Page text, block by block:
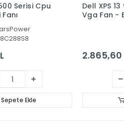
Serisi Cpu
Sepete Ekle
Dell XPS
Vga Fan -
2.865,60